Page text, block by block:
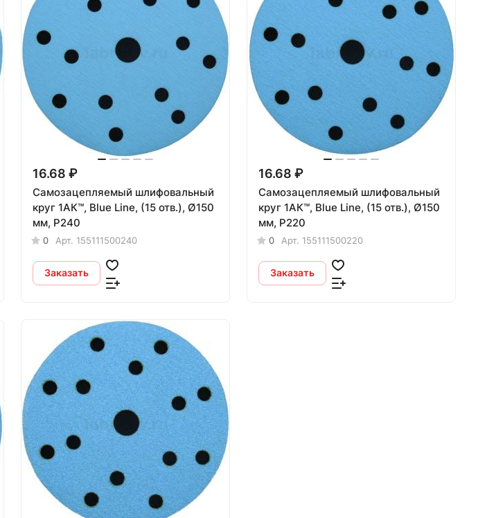
16.68 ₽
Самозацепляемый шлифовальный
круг 1АК™, Blue Line, (15 отв.), Ø150
мм, Р240
0 Арт. 155111500240
Заказать
16.68 ₽
Самозацепляемый шлифовальный
круг 1АК™, Blue Line, (15 отв.), Ø150
мм, Р220
0 Арт. 155111500220
Заказать